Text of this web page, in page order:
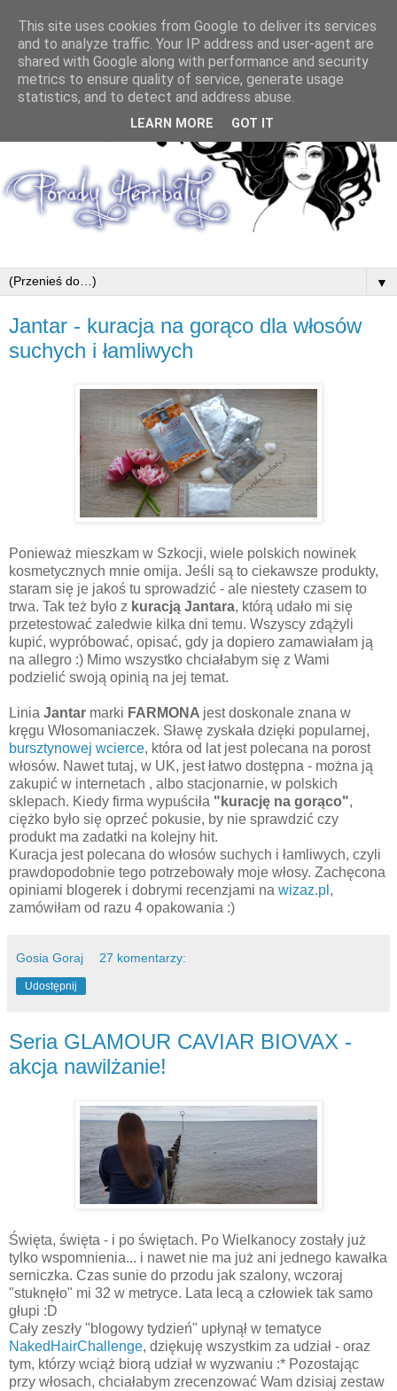
▼
Jantar - kuracja na gorąco dla włosów
suchych i łamliwych
Ponieważ mieszkam w Szkocji, wiele polskich nowinek
kosmetycznych mnie omija. Jeśli są to ciekawsze produkty,
staram się je jakoś tu sprowadzić - ale niestety czasem to
trwa. Tak też było z kuracją Jantara, którą udało mi się
przetestować zaledwie kilka dni temu. Wszyscy zdążyli
kupić, wypróbować, opisać, gdy ja dopiero zamawiałam ją
na allegro :) Mimo wszystko chciałabym się z Wami
podzielić swoją opinią na jej temat.
Linia Jantar marki FARMONA jest doskonale znana w
kręgu Włosomaniaczek. Sławę zyskała dzięki popularnej,
bursztynowej wcierce, która od lat jest polecana na porost
włosów. Nawet tutaj, w UK, jest łatwo dostępna - można ją
zakupić w internetach , albo stacjonarnie, w polskich
sklepach. Kiedy firma wypuściła "kurację na gorąco",
ciężko było się oprzeć pokusie, by nie sprawdzić czy
produkt ma zadatki na kolejny hit.
Kuracja jest polecana do włosów suchych i łamliwych, czyli
prawdopodobnie tego potrzebowały moje włosy. Zachęcona
opiniami blogerek i dobrymi recenzjami na wizaz.pl ,
zamówiłam od razu 4 opakowania :)
Gosia Goraj 27 komentarzy:
Udostępnij
Seria GLAMOUR CAVIAR BIOVAX -
akcja nawilżanie!
Święta, święta - i po świętach. Po Wielkanocy zostały już
tylko wspomnienia... i nawet nie ma już ani jednego kawałka
serniczka. Czas sunie do przodu jak szalony, wczoraj
"stuknęło" mi 32 w metryce. Lata lecą a człowiek tak samo
głupi :D
Cały zeszły "blogowy tydzień" upłynął w tematyce
NakedHairChallenge, dziękuję wszystkim za udział - oraz
tym, którzy wciąż biorą udział w wyzwaniu :* Pozostając
przy włosach, chciałabym zrecenzować Wam dzisiaj zestaw
This site uses cookies from Google to deliver its services
and to analyze traffic. Your IP address and user-agent are
shared with Google along with performance and security
metrics to ensure quality of service, generate usage
statistics, and to detect and address abuse.
LEARN MORE GOT IT